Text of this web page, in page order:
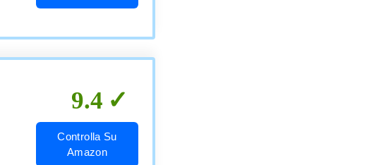
9.4
Controlla Su
Amazon